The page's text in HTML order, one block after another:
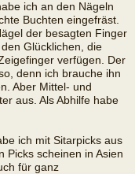
ich an den Nägeln
Buchten eingefräst.
der besagten Finger
Glücklichen, die
verfügen. Der
denn ich brauche ihn
Aber Mittel- und
aus. Als Abhilfe habe
ich mit Sitarpicks aus
Picks scheinen in Asien
für ganz